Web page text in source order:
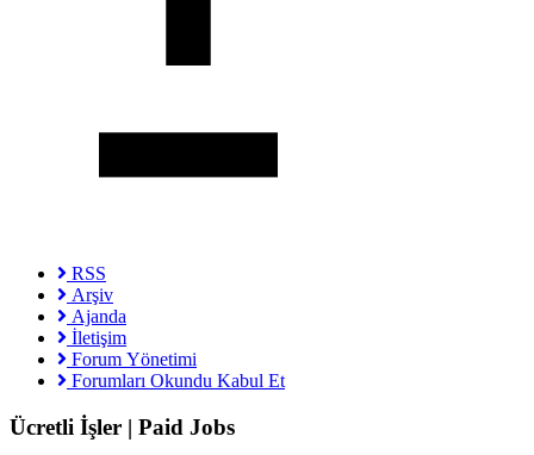
RSS
Arşiv
Ajanda
İletişim
Forum Yönetimi
Forumları Okundu Kabul Et
Ücretli İşler | Paid Jobs